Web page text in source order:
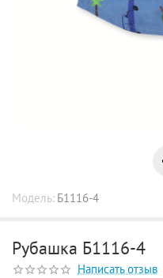
Модель: Б1116-4
Рубашка Б1116-4
Написать отзыв